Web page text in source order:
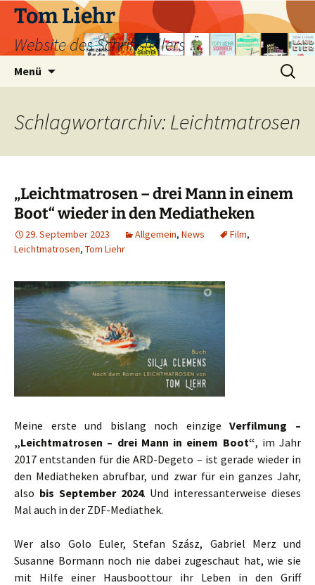
Zum
Inhalt
springen
Tom Liehr
Website des Schriftstellers
Menü
Suchen
nach:
Schlagwortarchiv: Leichtmatrosen
„Leichtmatrosen – drei Mann in einem
Boot“ wieder in den Mediatheken
29. September 2023 Allgemein, News Film,
Leichtmatrosen, Tom Liehr
Meine erste und bislang noch einzigeVerfilmung –
„Leichtmatrosen – drei Mann in einem Boot“, im Jahr
2017 entstanden für die ARD-Degeto – ist gerade wieder in
den Mediatheken abrufbar, und zwar für ein ganzes Jahr,
also bis September 2024. Und interessanterweise dieses
Mal auch in der ZDF-Mediathek.
Wer also Golo Euler, Stefan Szász, Gabriel Merz und
Susanne Bormann noch nie dabei zugeschaut hat, wie sie
mit Hilfe einer Hausboottour ihr Leben in den Griff